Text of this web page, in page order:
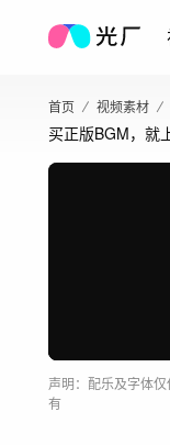
首页 视频素材
买正版BGM，就
声明：配乐及字体
有